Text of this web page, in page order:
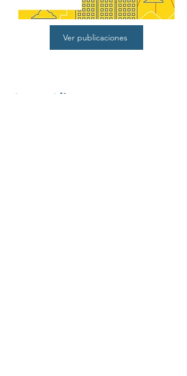
Ver publicaciones
Letras Libres